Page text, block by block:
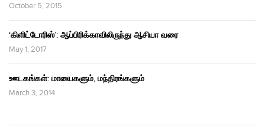
October 5, 2015
‘கிளிட்டோரிஸ்’: ஆப்பிரிக்காவிலிருந்து ஆசியா வரை
May 1, 2017
ஊடகங்கள்: மாயைகளும், மந்திரங்களும்
March 3, 2014